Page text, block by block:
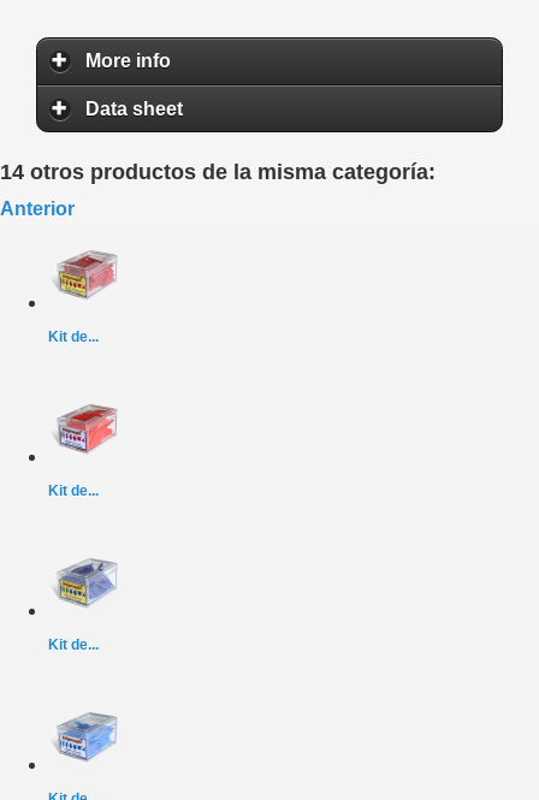
More info
Data sheet
14 otros productos de la misma categoría:
Anterior
Kit de...
Kit de...
Kit de...